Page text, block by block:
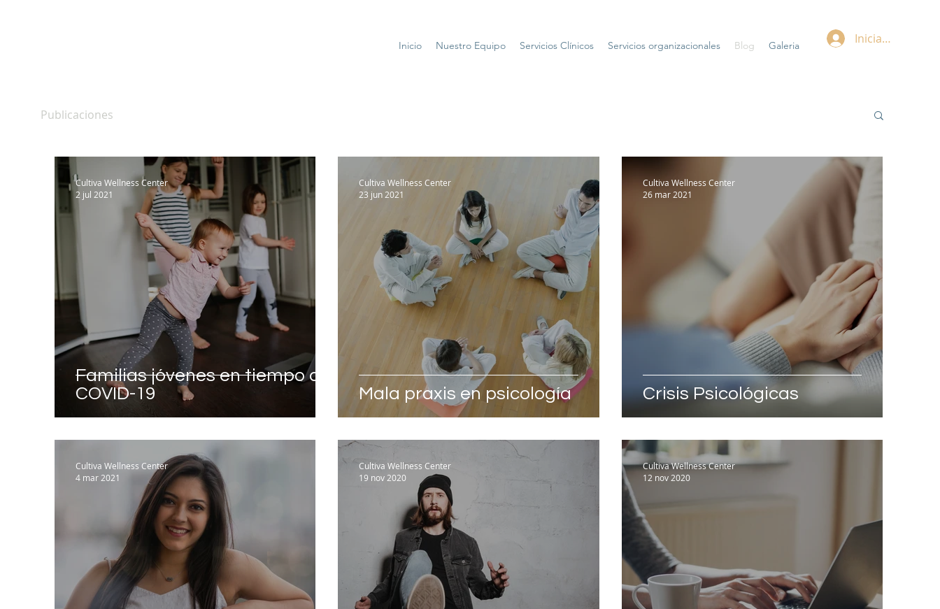
Inicio Nuestro Equipo Servicios Clínicos Servicios organizacionales Blog Galeria Iniciar sesión
Publicaciones
Familias jóvenes en tiempo de
COVID-19
Cultiva Wellness Center
2 jul 2021
Mala praxis en psicología
Cultiva Wellness Center
23 jun 2021
Crisis Psicológicas
Cultiva Wellness Center
26 mar 2021
Cultiva Wellness Center
4 mar 2021
Cultiva Wellness Center
19 nov 2020
Cultiva Wellness Center
12 nov 2020